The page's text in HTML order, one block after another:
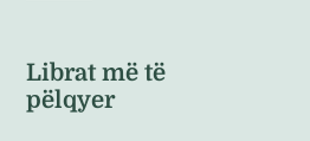
Librat më të
pëlqyer